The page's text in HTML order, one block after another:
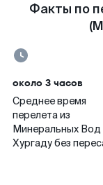
Факты по
около 3 часов
Среднее время
перелета из
Минеральных Вод
Хургаду без